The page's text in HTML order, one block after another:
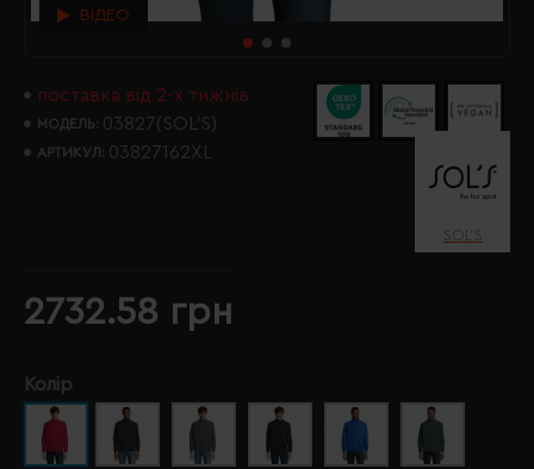
ВІДЕО
поставка від 2-х тижнів
МОДЕЛЬ: 03827(SOL’S)
АРТИКУЛ: 03827162XL
SOL’S
2732.58 грн
Колір